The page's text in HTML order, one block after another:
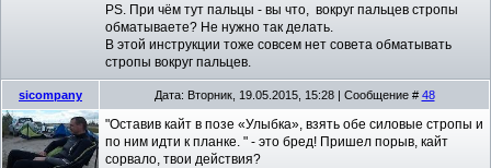
PS. При чём тут пальцы - вы что, вокруг пальцев стропы
обматываете? Не нужно так делать.
В этой инструкции тоже совсем нет совета обматывать
стропы вокруг пальцев.
sicompany Дата: Вторник, 19.05.2015, 15:28 | Сообщение # 48
"Оставив кайт в позе «Улыбка», взять обе силовые стропы и
по ним идти к планке. " - это бред! Пришел порыв, кайт
сорвало, твои действия?